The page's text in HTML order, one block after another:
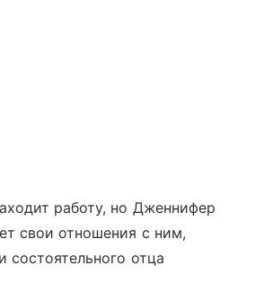
работу, но Дженнифер
свои отношения с ним,
состоятельного отца